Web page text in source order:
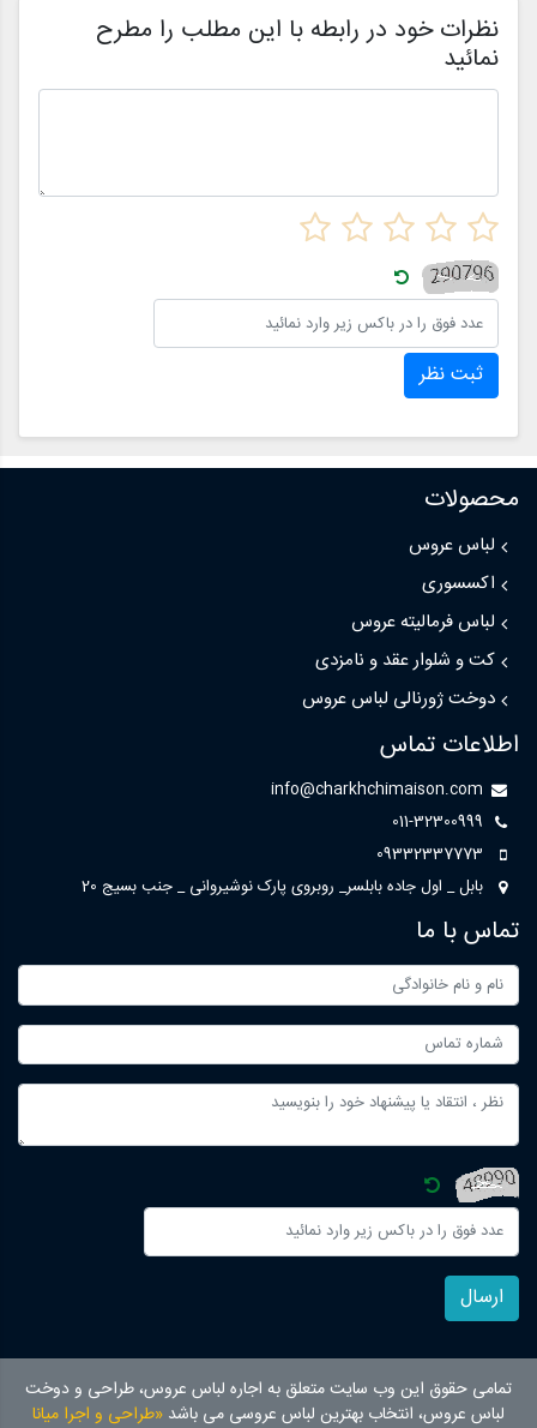
نظرات خود در رابطه با این مطلب را مطرح
نمائید
ثبت نظر
محصولات
لباس عروس
اکسسوری
لباس فرمالیته عروس
کت و شلوار عقد و نامزدی
دوخت ژورنالی لباس عروس
اطلاعات تماس
info@charkhchimaison.com
011-32300999
09332337773
بابل _ اول جاده بابلسر_ روبروی پارک نوشیروانی _ جنب بسیج 20
تماس با ما
ارسال
تمامی حقوق این وب سایت متعلق به اجاره لباس عروس، طراحی و دوخت
لباس عروس، انتخاب بهترین لباس عروسی می باشد «طراحی و اجرا میانا